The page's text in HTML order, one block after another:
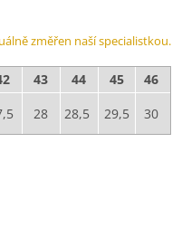
změřen naší specialistkou.
43 44 45
46
28 28,5 29,5 30